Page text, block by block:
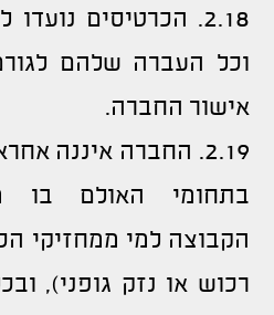
2.18. הכרטיסים
וכל העברה שלהם
אישור החברה.
2.19. החברה איננה
בתחומי האולם בו
הקבוצה למי ממחזיקי
רכוש או נזק גופני),